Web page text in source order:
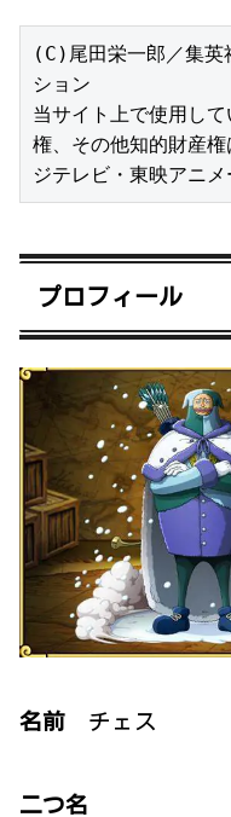
(C)尾田栄一郎／集英
ション
当サイト上で使用し
権、その他知的財産
ジテレビ・東映アニメ
プロフィール
名前 チェス
二つ名